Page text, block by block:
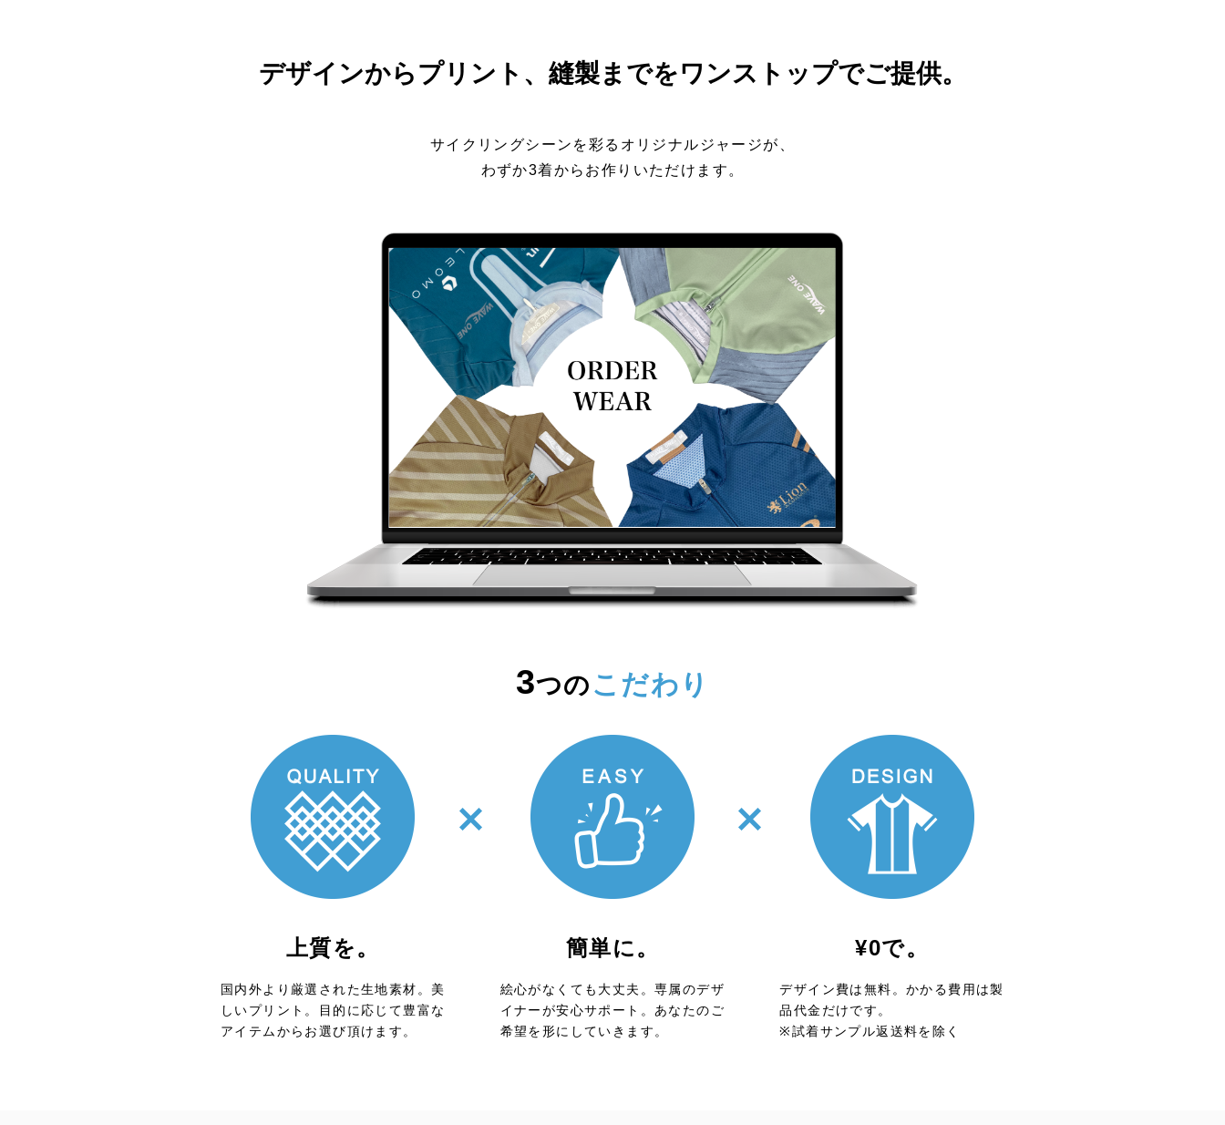
デザインからプリント、縫製までをワンストップでご提供。
サイクリングシーンを彩るオリジナルジャージが、
わずか3着からお作りいただけます。
3つのこだわり
上質を。
国内外より厳選された生地素材。美
しいプリント。目的に応じて豊富な
アイテムからお選び頂けます。
簡単に。
絵心がなくても大丈夫。専属のデザ
イナーが安心サポート。あなたのご
希望を形にしていきます。
¥0で。
デザイン費は無料。かかる費用は製
品代金だけです。
※試着サンプル返送料を除く